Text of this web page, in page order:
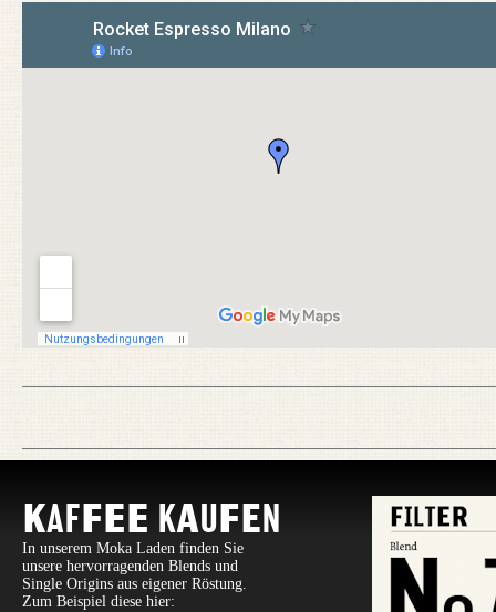
Kaffee Kaufen
In unserem Moka Laden finden Sie
unsere hervorragenden Blends und
Single Origins aus eigener Röstung.
Zum Beispiel diese hier: